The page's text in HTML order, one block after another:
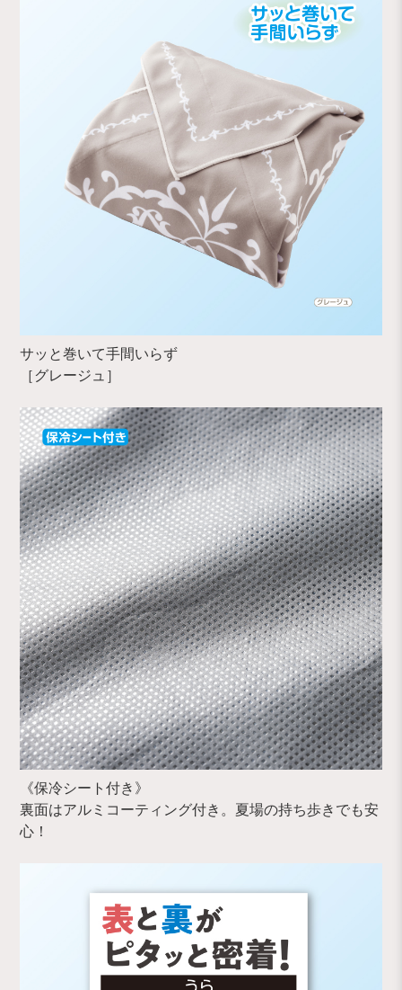
サッと巻いて手間いらず
［グレージュ］
《保冷シート付き》
裏面はアルミコーティング付き。夏場の持ち歩きでも安
心！